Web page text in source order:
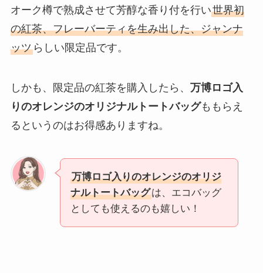
オーク樽で熟成させて芳醇な香り付を行い世界初
の紅茶、フレーバーティを生み出した、ジャンナ
ッツらしい限定品です。
しかも、限定品の紅茶を購入したら、 万博ロゴ入
りのオレンジのオリジナルトートバッグももらえ
るというのはお得感ありますね。
万博ロゴ入りのオレンジのオリジ
ナルトートバッグは、エコバッグ
としても使えるのも嬉しい！